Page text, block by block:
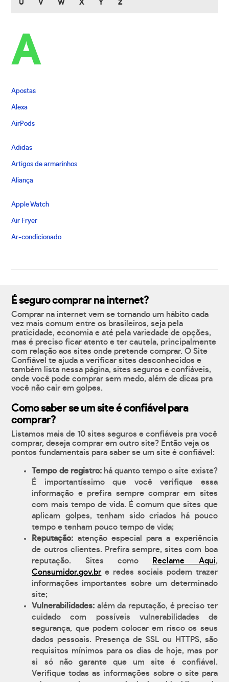
U V W X Y Z
A
Apostas
Alexa
AirPods
Adidas
Artigos de armarinhos
Aliança
Apple Watch
Air Fryer
Ar-condicionado
É seguro comprar na internet?
Comprar na internet vem se tornando um hábito cada
vez mais comum entre os brasileiros, seja pela
praticidade, economia e até pela variedade de opções,
mas é preciso ficar atento e ter cautela, principalmente
com relação aos sites onde pretende comprar. O Site
Confiável te ajuda a verificar sites desconhecidos e
também lista nessa página, sites seguros e confiáveis,
onde você pode comprar sem medo, além de dicas pra
você não cair em golpes.
Como saber se um site é confiável para
comprar?
Listamos mais de 10 sites seguros e confiáveis pra você
comprar, deseja comprar em outro site? Então veja os
pontos fundamentais para saber se um site é confiável:
Tempo de registro:há quanto tempo o site existe?
É importantíssimo que você verifique essa
informação e prefira sempre comprar em sites
com mais tempo de vida. É comum que sites que
aplicam golpes, tenham sido criados há pouco
tempo e tenham pouco tempo de vida;
Reputação: atenção especial para a experiência
de outros clientes. Prefira sempre, sites com boa
reputação. Sites como
Reclame Aqui,
Consumidor.gov.br e redes sociais podem trazer
informações importantes sobre um determinado
site;
Vulnerabilidades: além da reputação, é preciso ter
cuidado com possíveis vulnerabilidades de
segurança, que podem colocar em risco os seus
dados pessoais. Presença de SSL ou HTTPS, são
requisitos mínimos para os dias de hoje, mas por
si só não garante que um site é confiável.
Verifique todas as informações sobre o site para